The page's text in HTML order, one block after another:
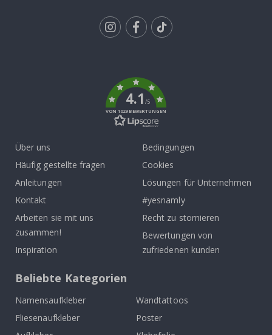
4.1/5
VON 1029 BEWERTUNGEN
Über uns
Häufig gestellte fragen
Anleitungen
Kontakt
Arbeiten sie mit uns
zusammen!
Inspiration
Bedingungen
Cookies
Lösungen für Unternehmen
#yesnamly
Recht zu stornieren
Bewertungen von
zufriedenen kunden
Beliebte Kategorien
Namensaufkleber
Wandtattoos
Fliesenaufkleber
Poster